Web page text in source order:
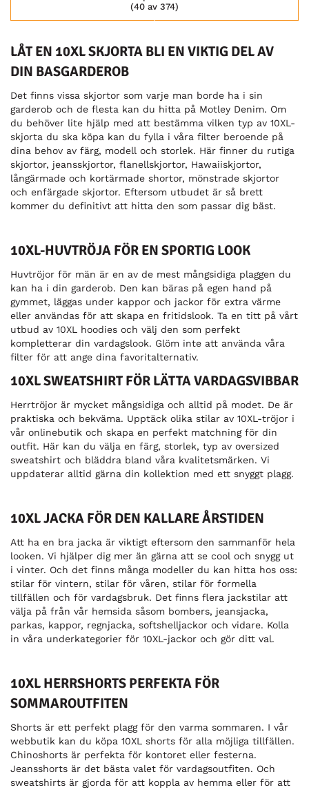
(40 av 374)
LÅT EN 10XL SKJORTA BLI EN VIKTIG DEL AV
DIN BASGARDEROB
Det finns vissa skjortor som varje man borde ha i sin
garderob och de flesta kan du hitta på Motley Denim. Om
du behöver lite hjälp med att bestämma vilken typ av 10XL-
skjorta du ska köpa kan du fylla i våra filter beroende på
dina behov av färg, modell och storlek. Här finner du rutiga
skjortor, jeansskjortor, flanellskjortor, Hawaiiskjortor,
långärmade och kortärmade shortor, mönstrade skjortor
och enfärgade skjortor. Eftersom utbudet är så brett
kommer du definitivt att hitta den som passar dig bäst.
10XL-HUVTRÖJA FÖR EN SPORTIG LOOK
Huvtröjor för män är en av de mest mångsidiga plaggen du
kan ha i din garderob. Den kan bäras på egen hand på
gymmet, läggas under kappor och jackor för extra värme
eller användas för att skapa en fritidslook. Ta en titt på vårt
utbud av 10XL hoodies och välj den som perfekt
kompletterar din vardagslook. Glöm inte att använda våra
filter för att ange dina favoritalternativ.
10XL SWEATSHIRT FÖR LÄTTA VARDAGSVIBBAR
Herrtröjor är mycket mångsidiga och alltid på modet. De är
praktiska och bekväma. Upptäck olika stilar av 10XL-tröjor i
vår onlinebutik och skapa en perfekt matchning för din
outfit. Här kan du välja en färg, storlek, typ av oversized
sweatshirt och bläddra bland våra kvalitetsmärken. Vi
uppdaterar alltid gärna din kollektion med ett snyggt plagg.
10XL JACKA FÖR DEN KALLARE ÅRSTIDEN
Att ha en bra jacka är viktigt eftersom den sammanför hela
looken. Vi hjälper dig mer än gärna att se cool och snygg ut
i vinter. Och det finns många modeller du kan hitta hos oss:
stilar för vintern, stilar för våren, stilar för formella
tillfällen och för vardagsbruk. Det finns flera jackstilar att
välja på från vår hemsida såsom bombers, jeansjacka,
parkas, kappor, regnjacka, softshelljackor och vidare. Kolla
in våra underkategorier för 10XL-jackor och gör ditt val.
10XL HERRSHORTS PERFEKTA FÖR
SOMMAROUTFITEN
Shorts är ett perfekt plagg för den varma sommaren. I vår
webbutik kan du köpa 10XL shorts för alla möjliga tillfällen.
Chinoshorts är perfekta för kontoret eller festerna.
Jeansshorts är det bästa valet för vardagsoutfiten. Och
sweatshirts är gjorda för att koppla av hemma eller för att